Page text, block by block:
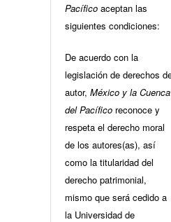
Pacífico aceptan las
siguientes condiciones:
De acuerdo con la
legislación de derechos
autor, México y la Cuenca
del Pacífico reconoce y
respeta el derecho moral
de los autores(as), así
como la titularidad del
derecho patrimonial,
mismo que será cedido a
la Universidad de